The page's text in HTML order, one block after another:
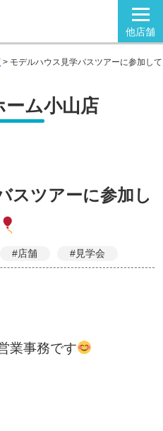
他店舗
> モデルハウス見学バスツアーに参加して
ーム小山店
スツアーに参加し
#店舗 #見学会
業事務です